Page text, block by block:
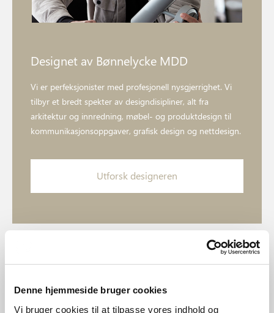
Denne hjemmeside bruger cookies
Vi bruger cookies til at tilpasse vores indhold og
Designet av Bønnelycke MDD
Vi er perfeksjonister med profesjonell nysgjerrighet. Vi
tilbyr et bredt spekter av designdisipliner, alt fra
arkitektur og innredning, møbel- og produktdesign til
kommunikasjonsoppgaver, grafisk design og nettdesign.
Utforsk designeren